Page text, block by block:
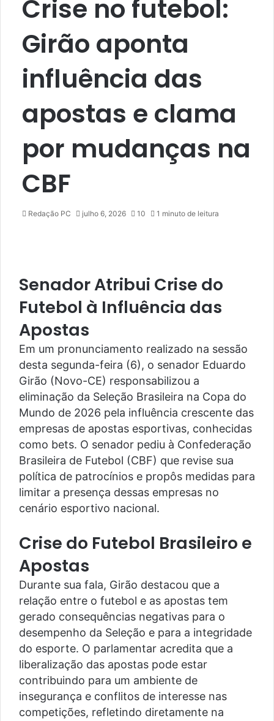
Crise no futebol:
Girão aponta
influência das
apostas e clama
por mudanças na
CBF
Redação PC julho 6, 2026 10 1 minuto de leitura
Senador Atribui Crise do
Futebol à Influência das
Apostas
Em um pronunciamento realizado na sessão
desta segunda-feira (6), o senador Eduardo
Girão (Novo-CE) responsabilizou a
eliminação da Seleção Brasileira na Copa do
Mundo de 2026 pela influência crescente das
empresas de apostas esportivas, conhecidas
como bets. O senador pediu à Confederação
Brasileira de Futebol (CBF) que revise sua
política de patrocínios e propôs medidas para
limitar a presença dessas empresas no
cenário esportivo nacional.
Crise do Futebol Brasileiro e
Apostas
Durante sua fala, Girão destacou que a
relação entre o futebol e as apostas tem
gerado consequências negativas para o
desempenho da Seleção e para a integridade
do esporte. O parlamentar acredita que a
liberalização das apostas pode estar
contribuindo para um ambiente de
insegurança e conflitos de interesse nas
competições, refletindo diretamente na